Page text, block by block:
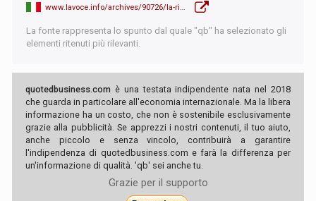
www.lavoce.info/archives/90726/la-ricerca-di-una-vita-migliore-dietro-alla-great-resignation/
La fonte rappresenta lo spunto dal quale "qb" ha selezionato gli
elementi ritenuti più rilevanti.
quotedbusiness.com è una testata indipendente nata nel 2018
che guarda in particolare all'economia internazionale. Ma la libera
informazione ha un costo, che non è sostenibile esclusivamente
grazie alla pubblicità. Se apprezzi i nostri contenuti, il tuo aiuto,
anche piccolo e senza vincolo, contribuirà a garantire
l'indipendenza di quotedbusiness.com e farà la differenza per
un'informazione di qualità. 'qb' sei anche tu.
Grazie per il supporto